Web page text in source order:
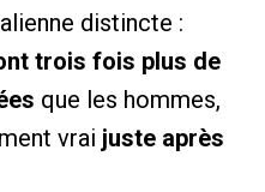
distincte :
trois fois plus de
que les hommes,
vrai juste après